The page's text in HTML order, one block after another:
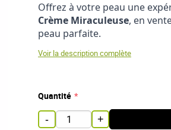
Offrez à votre peau une
Crème Miraculeuse, en
peau parfaite.
Voir la description complète
Quantité
- +